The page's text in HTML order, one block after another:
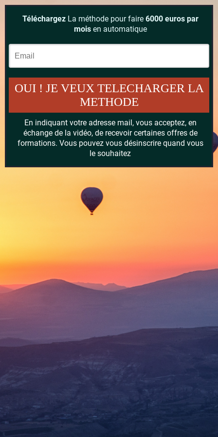
Téléchargez La méthode pour faire 6000 euros par
moisen automatique
OUI ! JE VEUX TELECHARGER LA
METHODE
En indiquant votre adresse mail, vous acceptez, en
échange de la vidéo, de recevoir certaines offres de
formations. Vous pouvez vous désinscrire quand vous
le souhaitez